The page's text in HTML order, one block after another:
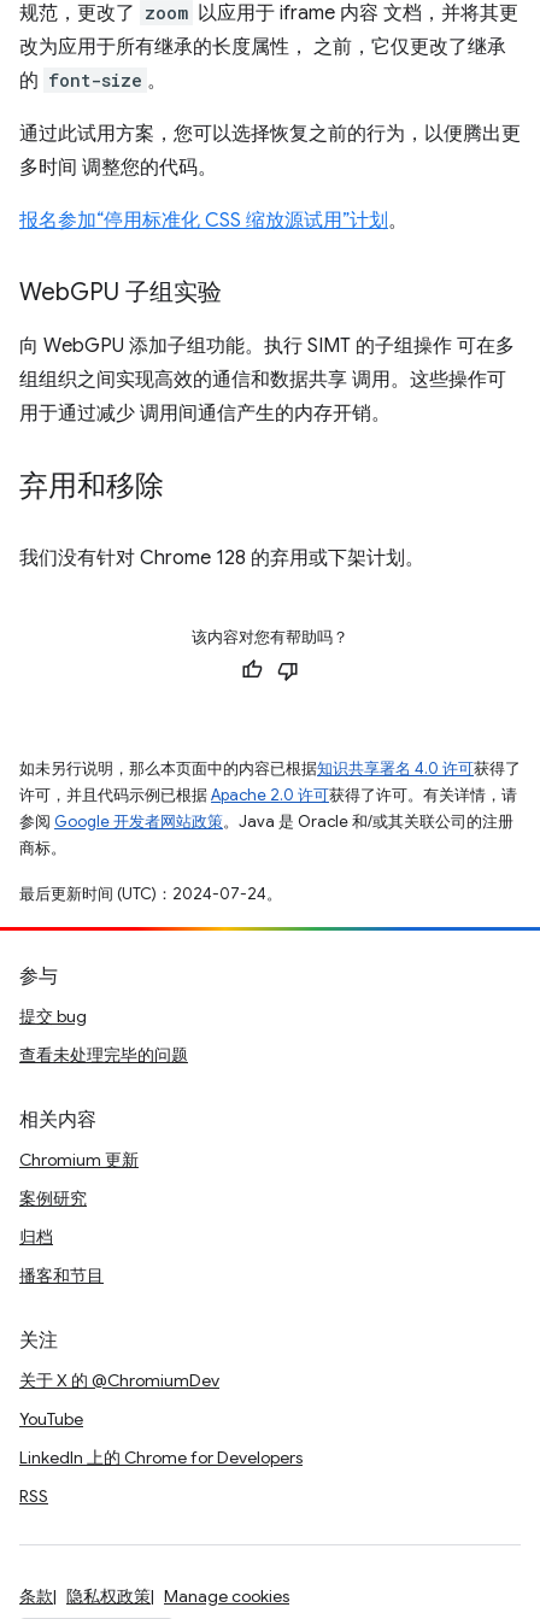
规范，更改了 zoom 以应用于 iframe 内容 文档，并将其更
改为应用于所有继承的长度属性， 之前，它仅更改了继承
的 font-size 。
通过此试用方案，您可以选择恢复之前的行为，以便腾出更
多时间 调整您的代码。
报名参加“停用标准化 CSS 缩放源试用”计划。
WebGPU 子组实验
向 WebGPU 添加子组功能。执行 SIMT 的子组操作 可在多
组组织之间实现高效的通信和数据共享 调用。这些操作可
用于通过减少 调用间通信产生的内存开销。
弃用和移除
我们没有针对 Chrome 128 的弃用或下架计划。
该内容对您有帮助吗？
如未另行说明，那么本页面中的内容已根据知识共享署名 4.0 许可获得了
许可，并且代码示例已根据Apache 2.0 许可获得了许可。有关详情，请
参阅 Google 开发者网站政策。Java 是 Oracle 和/或其关联公司的注册
商标。
最后更新时间 (UTC)：2024-07-24。
参与
提交 bug
查看未处理完毕的问题
相关内容
Chromium 更新
案例研究
归档
播客和节目
关注
关于 X 的 @ChromiumDev
YouTube
LinkedIn 上的 Chrome for Developers
RSS
条款 隐私权政策 Manage cookies